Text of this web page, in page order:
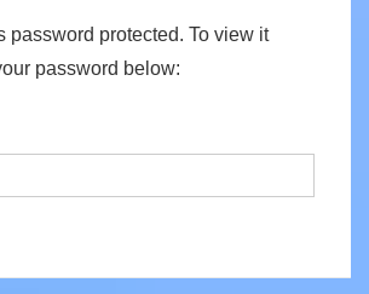
password protected. To view it
password below: